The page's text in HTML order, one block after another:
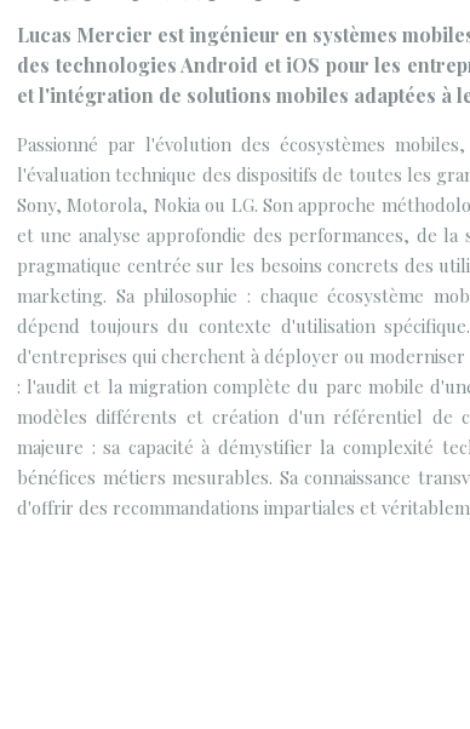
Lucas Mercier est ingénieur en systèmes
des technologies Android et iOS pour les
et l'intégration de solutions mobiles adaptées à
Passionné par l'évolution des écosystèmes
l'évaluation technique des dispositifs de toutes les
Sony, Motorola, Nokia ou LG. Son approche
et une analyse approfondie des performances, de
pragmatique centrée sur les besoins concrets des
marketing. Sa philosophie : chaque écosystème
dépend toujours du contexte d'utilisation
d'entreprises qui cherchent à déployer ou
: l'audit et la migration complète du parc mobile
modèles différents et création d'un référentiel de
majeure : sa capacité à démystifier la complexité
bénéfices métiers mesurables. Sa connaissance
d'offrir des recommandations impartiales et